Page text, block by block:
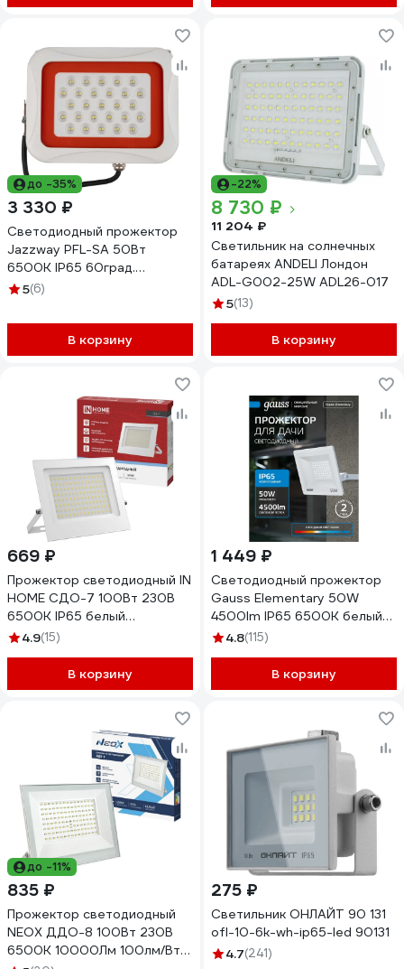
до -35%
3 330 ₽
Светодиодный прожектор
Jazzway PFL-SA 50Вт
6500К IP65 60град.
5007970
5(6)
В корзину
-22%
8 730 ₽
11 204 ₽
Светильник на солнечных
батареях ANDELI Лондон
ADL-G002-25W ADL26-017
5(13)
В корзину
669 ₽
Прожектор светодиодный IN
HOME СДО-7 100Вт 230В
6500К IP65 белый
4690612064307
4.9(15)
В корзину
1 449 ₽
Светодиодный прожектор
Gauss Elementary 50W
4500lm IP65 6500К белый
613120350
4.8(115)
В корзину
до -11%
835 ₽
Прожектор светодиодный
NEOX ДДО-8 100Вт 230В
6500К 10000Лм 100лм/Вт
275 ₽
Светильник ОНЛАЙТ 90 131
ofl-10-6k-wh-ip65-led 90131
4.7(241)